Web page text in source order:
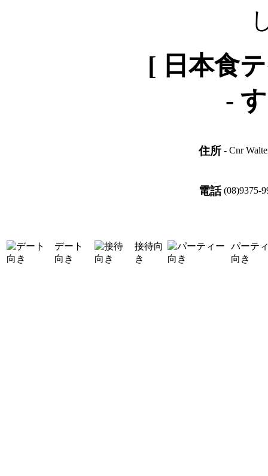
[ 日本食
-
住所 - Cnr
電話 (08)9375-
デート
向き
接待向
き
パーテ
向き